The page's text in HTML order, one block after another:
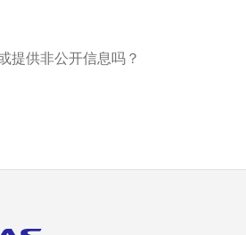
提供非公开信息吗？